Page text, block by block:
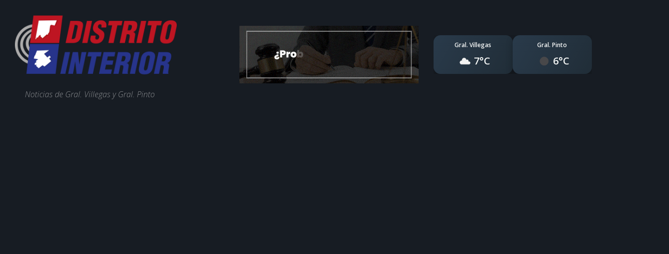
Noticias de Gral. Villegas y Gral. Pinto
Gral. Villegas
7°C
Gral. Pinto
6°C